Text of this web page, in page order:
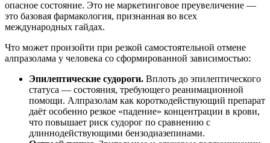
опасное состояние. Это не маркетинговое преувеличение —
это базовая фармакология, признанная во всех
международных гайдах.
Что может произойти при резкой самостоятельной отмене
алпразолама у человека со сформированной зависимостью:
Эпилептические судороги. Вплоть до эпилептического
статуса — состояния, требующего реанимационной
помощи. Алпразолам как короткодействующий препарат
даёт особенно резкое «падение» концентрации в крови,
что повышает риск судорог по сравнению с
длиннодействующими бензодиазепинами.